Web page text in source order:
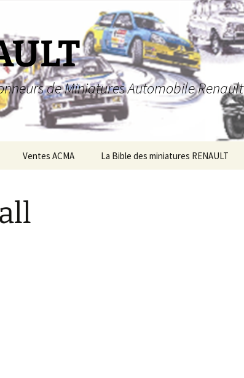
de Miniatures Automobile Renault
Ventes ACMA La Bible des miniatures RENAULT